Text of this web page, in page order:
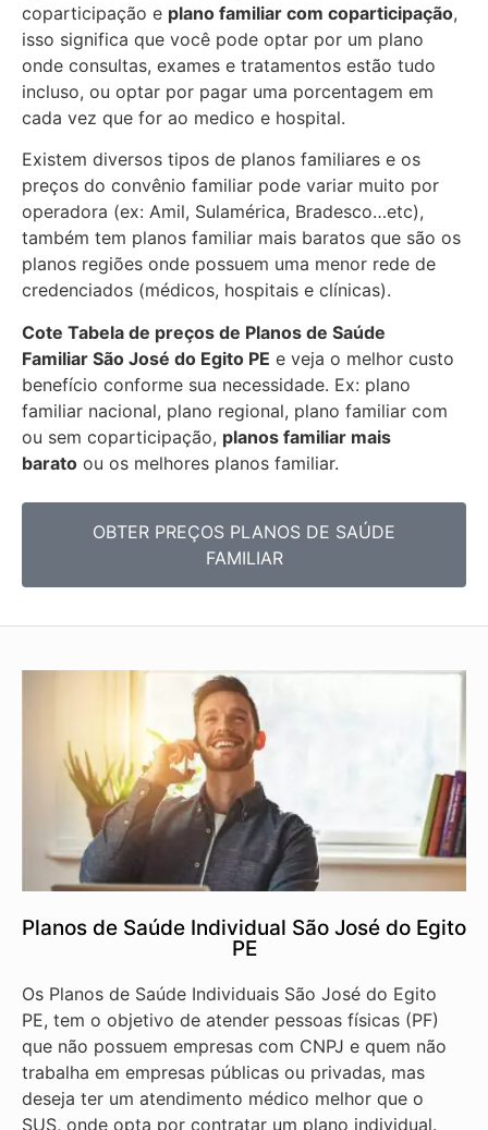
coparticipação e plano familiar com coparticipação,
isso significa que você pode optar por um plano
onde consultas, exames e tratamentos estão tudo
incluso, ou optar por pagar uma porcentagem em
cada vez que for ao medico e hospital.
Existem diversos tipos de planos familiares e os
preços do convênio familiar pode variar muito por
operadora (ex: Amil, Sulamérica, Bradesco…etc),
também tem planos familiar mais baratos que são os
planos regiões onde possuem uma menor rede de
credenciados (médicos, hospitais e clínicas).
Cote Tabela de preços de Planos de Saúde
Familiar São José do Egito PE e veja o melhor custo
benefício conforme sua necessidade. Ex: plano
familiar nacional, plano regional, plano familiar com
ou sem coparticipação, planos familiar mais
barato ou os melhores planos familiar.
OBTER PREÇOS PLANOS DE SAÚDE
FAMILIAR
Planos de Saúde Individual São José do Egito
PE
Os Planos de Saúde Individuais São José do Egito
PE, tem o objetivo de atender pessoas físicas (PF)
que não possuem empresas com CNPJ e quem não
trabalha em empresas públicas ou privadas, mas
deseja ter um atendimento médico melhor que o
SUS, onde opta por contratar um plano individual.